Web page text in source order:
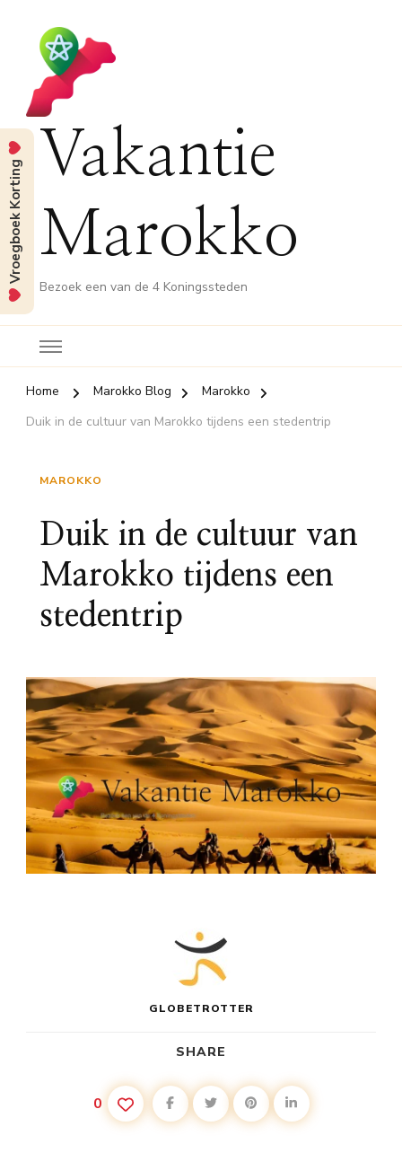
Vakantie
Marokko
Bezoek een van de 4 Koningssteden
Home Marokko Blog
Marokko
Duik in de cultuur van Marokko tijdens een stedentrip
MAROKKO
Duik in de cultuur van
Marokko tijdens een
stedentrip
GLOBETROTTER
SHARE
0
Vroegboek Korting